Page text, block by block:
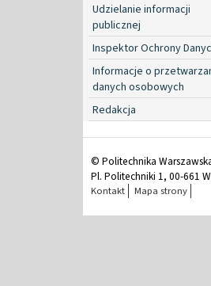
Udzielanie informacji
publicznej
Inspektor Ochrony
Informacje o
danych osobowych
Redakcja
© Politechnika
Pl. Politechniki 1, 00-661
Kontakt Mapa strony